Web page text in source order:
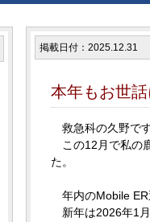
掲載日付：2025.12.31
本年もお世
救急科の久野です
この12月で私の
た。
年内のMobile ER
新年は2026年1